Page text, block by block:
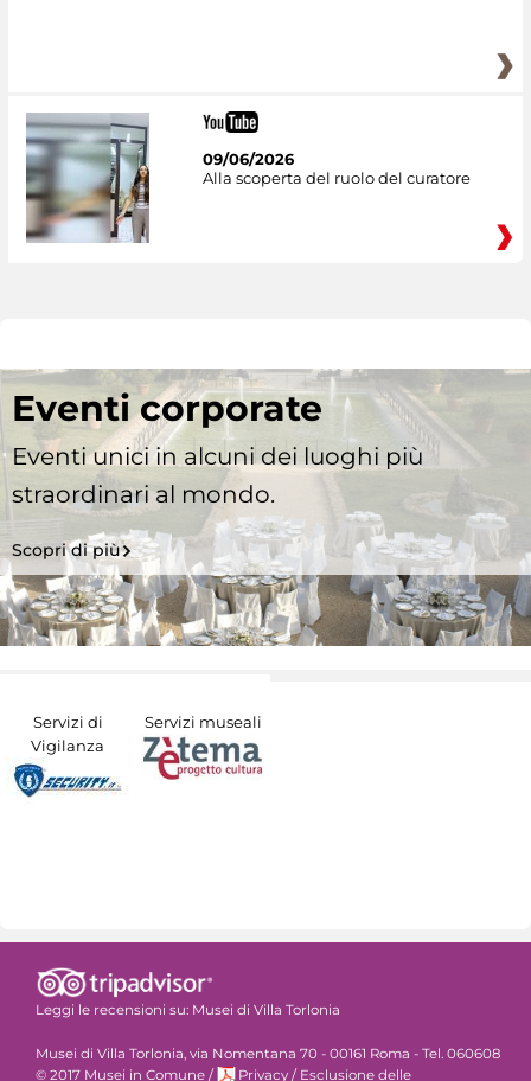
09/06/2026
Alla scoperta del ruolo del curatore
Eventi corporate
Eventi unici in alcuni dei luoghi più
straordinari al mondo.
Scopri di più
Servizi di
Vigilanza
Servizi museali
Leggi le recensioni su: Musei di Villa Torlonia
Musei di Villa Torlonia, via Nomentana 70 - 00161 Roma - Tel. 060608
© 2017 Musei in Comune / Privacy / Esclusione delle